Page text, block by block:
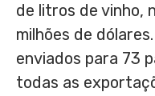
de litros de vinho,
milhões de
enviados para 73
todas as